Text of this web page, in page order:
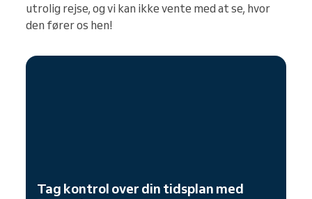
utrolig rejse, og vi kan ikke vente med at se, hvor
den fører os hen!
Tag kontrol over din tidsplan med